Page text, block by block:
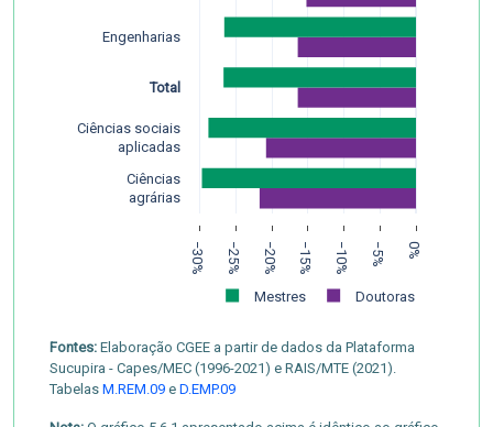
−30% −25% −20% −15% −10% −5% 0%
Ciências
agrárias
Ciências sociais
aplicadas
Total
Engenharias
Mestres Doutoras
Fontes: Elaboração CGEE a partir de dados da Plataforma
Sucupira - Capes/MEC (1996-2021) e RAIS/MTE (2021).
Tabelas M.REM.09 e D.EMP.09